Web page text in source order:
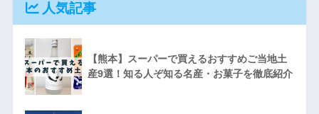
人気記事
【熊本】スーパーで買えるおすすめご当地土
産9選！知る人ぞ知る名産・お菓子を徹底紹介